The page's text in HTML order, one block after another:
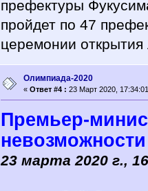
префектуры
пройдет по 47
церемонии
Олимпиада-2020
« Ответ #4 : 23 Март 2020,
Премьер-
23 марта 2020 г.,